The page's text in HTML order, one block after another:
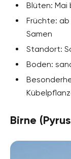
Blüten:
Früchte:
Samen
Standort:
Boden:
Birne